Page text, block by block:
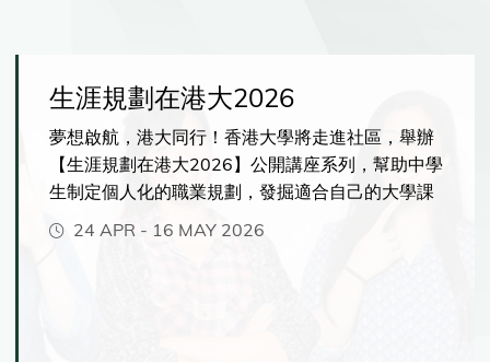
生涯規劃在港大2026
夢想啟航，港大同行！香港大學將走進社區，舉辦
【生涯規劃在港大2026】公開講座系列，幫助中學
生制定個人化的職業規劃，發掘適合自己的大學課
程，並充分發揮你的潛能。你將有機會了解港大提
24 APR - 16 MAY 2026